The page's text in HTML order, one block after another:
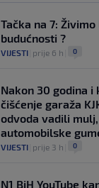
Tačka na 7:
budućnosti ?
VIJESTI prije 6 h 0
Nakon 30 godina
čišćenje garaža
odvoda vadili
automobilske
VIJESTI prije 3 h 0
N1 BiH YouTube